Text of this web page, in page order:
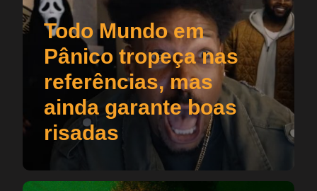
Todo Mundo em
Pânico tropeça nas
referências, mas
ainda garante boas
risadas